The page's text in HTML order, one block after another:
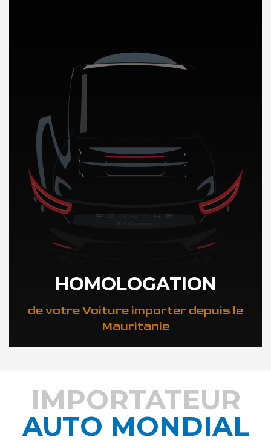
DÉCOUVREZ NOTRE IMPORTATION AUTO en Mauritanie
HOMOLOGATION
de votre Voiture importer depuis le
Mauritanie
DÉCOUVREZ COMMENT
IMPORTATEUR
AUTO MONDIAL